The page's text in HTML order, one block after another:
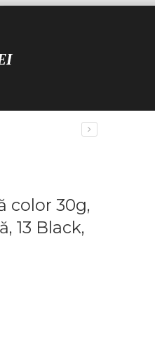
color 30g,
13 Black,